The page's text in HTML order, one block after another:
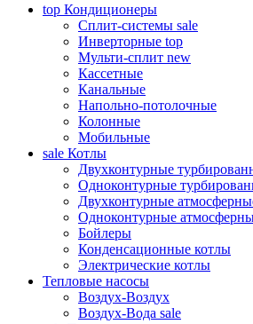
top Кондиционеры
Сплит-системы sale
Инверторные top
Мульти-сплит new
Кассетные
Канальные
Напольно-потолочные
Колонные
Мобильные
sale Котлы
Двухконтурные
Одноконтурные
Двухконтурные
Одноконтурные
Бойлеры
Конденсационные котлы
Электрические котлы
Тепловые насосы
Воздух-Воздух
Воздух-Вода sale